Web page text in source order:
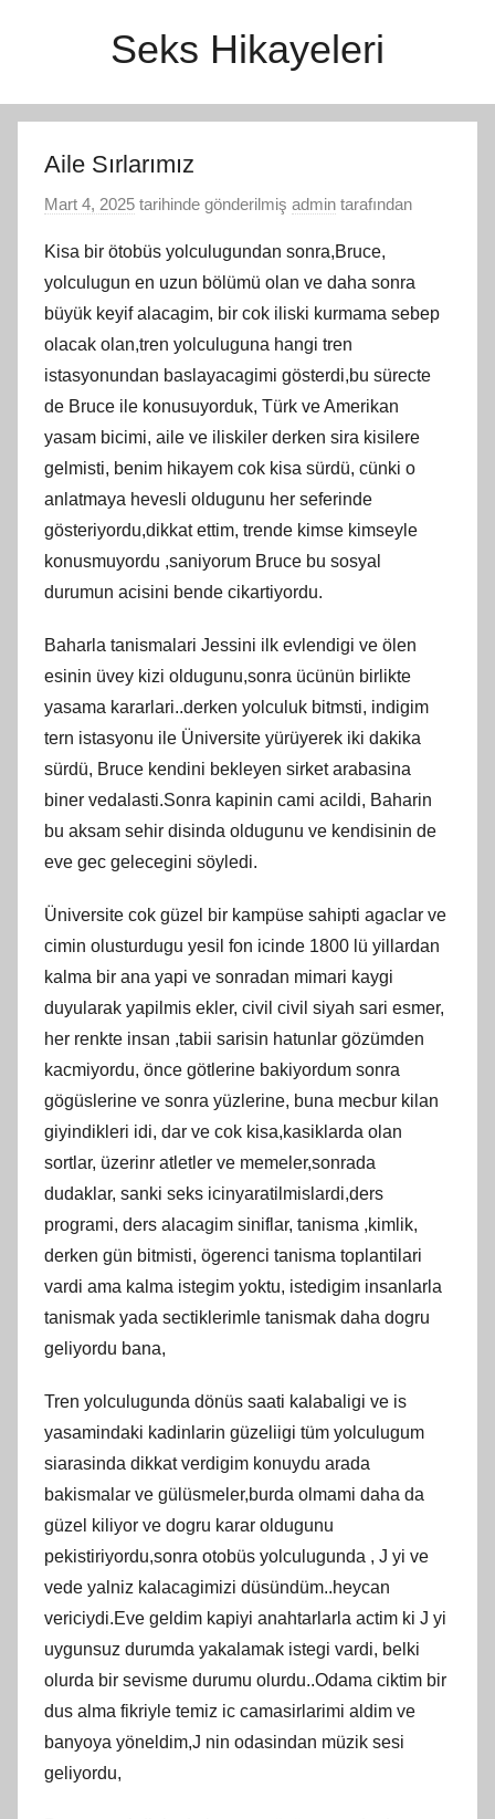
Seks Hikayeleri
Aile Sırlarımız
Mart 4, 2025 tarihinde gönderilmiş admin tarafından
Kisa bir ötobüs yolculugundan sonra,Bruce,
yolculugun en uzun bölümü olan ve daha sonra
büyük keyif alacagim, bir cok iliski kurmama sebep
olacak olan,tren yolculuguna hangi tren
istasyonundan baslayacagimi gösterdi,bu sürecte
de Bruce ile konusuyorduk, Türk ve Amerikan
yasam bicimi, aile ve iliskiler derken sira kisilere
gelmisti, benim hikayem cok kisa sürdü, cünki o
anlatmaya hevesli oldugunu her seferinde
gösteriyordu,dikkat ettim, trende kimse kimseyle
konusmuyordu ,saniyorum Bruce bu sosyal
durumun acisini bende cikartiyordu.
Baharla tanismalari Jessini ilk evlendigi ve ölen
esinin üvey kizi oldugunu,sonra ücünün birlikte
yasama kararlari..derken yolculuk bitmsti, indigim
tern istasyonu ile Üniversite yürüyerek iki dakika
sürdü, Bruce kendini bekleyen sirket arabasina
biner vedalasti.Sonra kapinin cami acildi, Baharin
bu aksam sehir disinda oldugunu ve kendisinin de
eve gec gelecegini söyledi.
Üniversite cok güzel bir kampüse sahipti agaclar ve
cimin olusturdugu yesil fon icinde 1800 lü yillardan
kalma bir ana yapi ve sonradan mimari kaygi
duyularak yapilmis ekler, civil civil siyah sari esmer,
her renkte insan ,tabii sarisin hatunlar gözümden
kacmiyordu, önce götlerine bakiyordum sonra
gögüslerine ve sonra yüzlerine, buna mecbur kilan
giyindikleri idi, dar ve cok kisa,kasiklarda olan
sortlar, üzerinr atletler ve memeler,sonrada
dudaklar, sanki seks icinyaratilmislardi,ders
programi, ders alacagim siniflar, tanisma ,kimlik,
derken gün bitmisti, ögerenci tanisma toplantilari
vardi ama kalma istegim yoktu, istedigim insanlarla
tanismak yada sectiklerimle tanismak daha dogru
geliyordu bana,
Tren yolculugunda dönüs saati kalabaligi ve is
yasamindaki kadinlarin güzeliigi tüm yolculugum
siarasinda dikkat verdigim konuydu arada
bakismalar ve gülüsmeler,burda olmami daha da
güzel kiliyor ve dogru karar oldugunu
pekistiriyordu,sonra otobüs yolculugunda , J yi ve
vede yalniz kalacagimizi düsündüm..heycan
vericiydi.Eve geldim kapiyi anahtarlarla actim ki J yi
uygunsuz durumda yakalamak istegi vardi, belki
olurda bir sevisme durumu olurdu..Odama ciktim bir
dus alma fikriyle temiz ic camasirlarimi aldim ve
banyoya yöneldim,J nin odasindan müzik sesi
geliyordu,